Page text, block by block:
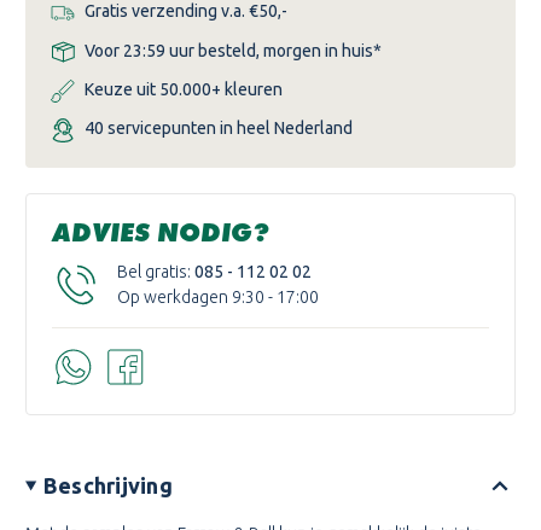
Gratis verzending v.a. €50,-
Voor 23:59 uur besteld, morgen in huis*
Keuze uit 50.000+ kleuren
40 servicepunten in heel Nederland
ADVIES NODIG?
Bel gratis: 085 - 112 02 02
Op werkdagen 9:30 - 17:00
Beschrijving